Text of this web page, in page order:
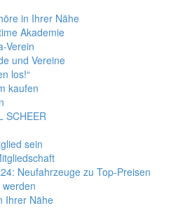
in Ihrer Nähe
Akademie
Verein
und Vereine
los!“
kaufen
SCHEER
sein
Neufahrzeuge zu Top-Preisen
Ihrer Nähe